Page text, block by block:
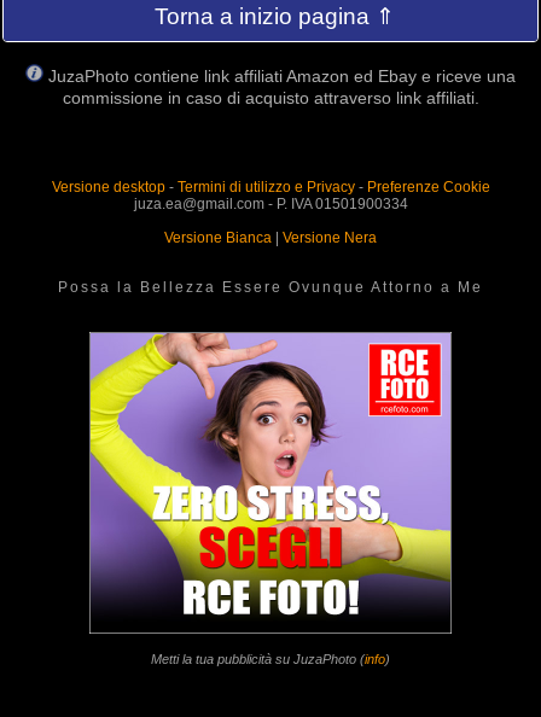
Torna a inizio pagina ⇑
JuzaPhoto contiene link affiliati Amazon ed Ebay e riceve una
commissione in caso di acquisto attraverso link affiliati.
Versione desktop- Termini di utilizzo e Privacy- Preferenze Cookie
juza.ea@gmail.com - P. IVA 01501900334
Versione Bianca
Versione Nera
Possa la Bellezza Essere Ovunque Attorno a Me
Metti la tua pubblicità su JuzaPhoto (info)